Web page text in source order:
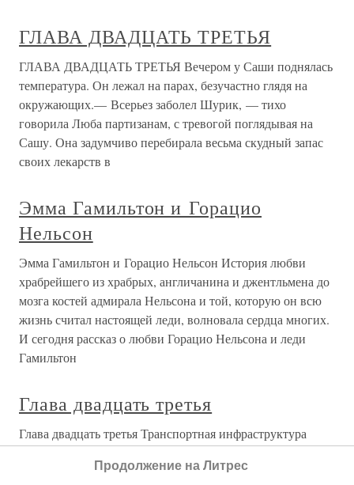
ГЛАВА ДВАДЦАТЬ ТРЕТЬЯ
ГЛАВА ДВАДЦАТЬ ТРЕТЬЯ Вечером у Саши поднялась
температура. Он лежал на парах, безучастно глядя на
окружающих.— Всерьез заболел Шурик, — тихо
говорила Люба партизанам, с тревогой поглядывая на
Сашу. Она задумчиво перебирала весьма скудный запас
своих лекарств в
Эмма Гамильтон и Горацио
Нельсон
Эмма Гамильтон и Горацио Нельсон История любви
храбрейшего из храбрых, англичанина и джентльмена до
мозга костей адмирала Нельсона и той, которую он всю
жизнь считал настоящей леди, волновала сердца многих.
И сегодня рассказ о любви Горацио Нельсона и леди
Гамильтон
Глава двадцать третья
Глава двадцать третья Транспортная инфраструктура
— символ беспомощности правительства. —
Продолжение на Литрес